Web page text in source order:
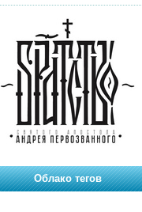
Облако тегов